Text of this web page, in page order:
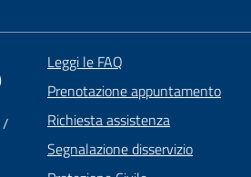
/
Leggi le FAQ
Prenotazione appuntamento
Richiesta assistenza
Segnalazione disservizio